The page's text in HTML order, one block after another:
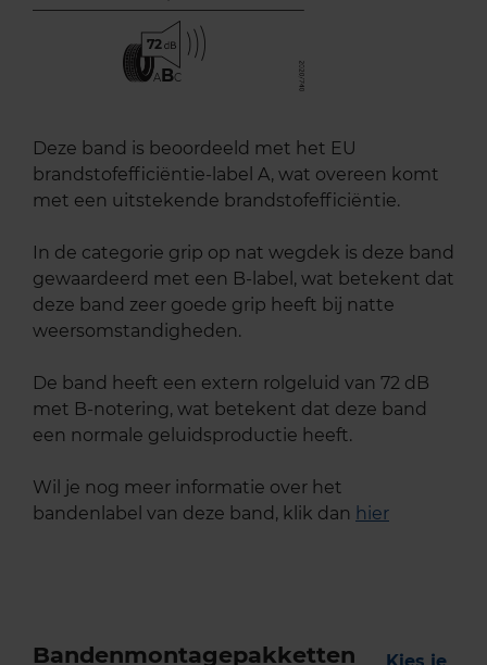
72
ABC
Deze band is beoordeeld met het EU
brandstofefficiëntie-label A, wat overeen komt
met een uitstekende brandstofefficiëntie.
In de categorie grip op nat wegdek is deze band
gewaardeerd met een B-label, wat betekent dat
deze band zeer goede grip heeft bij natte
weersomstandigheden.
De band heeft een extern rolgeluid van 72 dB
met B-notering, wat betekent dat deze band
een normale geluidsproductie heeft.
Wil je nog meer informatie over het
bandenlabel van deze band, klik dan hier
Bandenmontagepakketten